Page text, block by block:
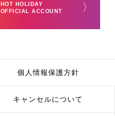
HOT HOLIDAY
OFFICIAL ACCOUNT
〉
個人情報保護方針
キャンセルについて